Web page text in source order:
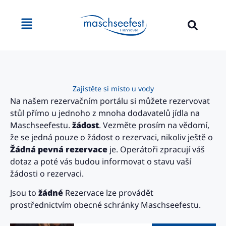
Zajistěte si místo u vody
Na našem rezervačním portálu si můžete rezervovat
stůl přímo u jednoho z mnoha dodavatelů jídla na
Maschseefestu. žádost. Vezměte prosím na vědomí,
že se jedná pouze o žádost o rezervaci, nikoliv ještě o
Žádná pevná rezervace je. Operátoři zpracují váš
dotaz a poté vás budou informovat o stavu vaší
žádosti o rezervaci.
Jsou to žádné Rezervace lze provádět
prostřednictvím obecné schránky Maschseefestu.